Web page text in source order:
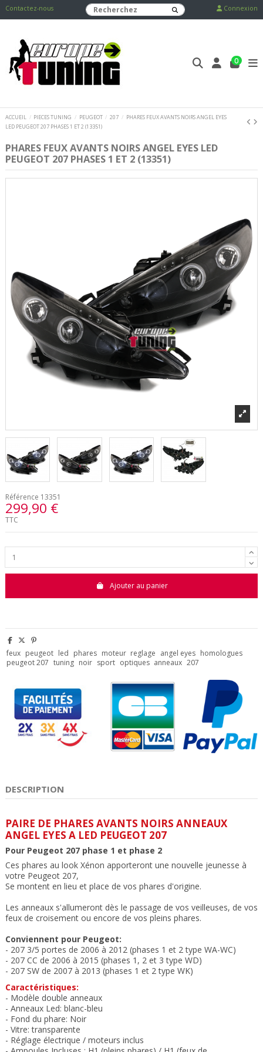
Contactez-nous Connexion
0
ACCUEIL PIECES TUNING PEUGEOT 207
PHARES FEUX AVANTS NOIRS ANGEL EYES
LED PEUGEOT 207 PHASES 1 ET 2 (13351)
PHARES FEUX AVANTS NOIRS ANGEL EYES LED
PEUGEOT 207 PHASES 1 ET 2 (13351)
Référence 13351
299,90 €
TTC
Ajouter au panier
feux peugeot led phares moteur reglage angel eyes homologues
peugeot 207 tuning noir sport optiques anneaux 207
DESCRIPTION
PAIRE DE PHARES AVANTS NOIRS ANNEAUX
ANGEL EYES A LED PEUGEOT 207
Pour Peugeot 207 phase 1 et phase 2
Ces phares au look Xénon apporteront une nouvelle jeunesse à
votre Peugeot 207,
Se montent en lieu et place de vos phares d'origine.
Les anneaux s'allumeront dès le passage de vos veilleuses, de vos
feux de croisement ou encore de vos pleins phares.
Conviennent pour Peugeot:
- 207 3/5 portes de 2006 à 2012 (phases 1 et 2 type WA-WC)
- 207 CC de 2006 à 2015 (phases 1, 2 et 3 type WD)
- 207 SW de 2007 à 2013 (phases 1 et 2 type WK)
Caractéristiques:
- Modèle double anneaux
- Anneaux Led: blanc-bleu
- Fond du phare: Noir
- Vitre: transparente
- Réglage électrique / moteurs inclus